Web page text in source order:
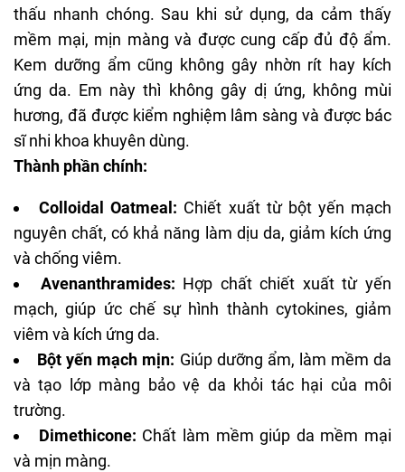
thấu nhanh chóng. Sau khi sử dụng, da cảm thấy
mềm mại, mịn màng và được cung cấp đủ độ ẩm.
Kem dưỡng ẩm cũng không gây nhờn rít hay kích
ứng da. Em này thì không gây dị ứng, không mùi
hương, đã được kiểm nghiệm lâm sàng và được bác
sĩ nhi khoa khuyên dùng.
Thành phần chính:
Colloidal Oatmeal: Chiết xuất từ bột yến mạch
nguyên chất, có khả năng làm dịu da, giảm kích ứng
và chống viêm.
Avenanthramides: Hợp chất chiết xuất từ yến
mạch, giúp ức chế sự hình thành cytokines, giảm
viêm và kích ứng da.
Bột yến mạch mịn: Giúp dưỡng ẩm, làm mềm da
và tạo lớp màng bảo vệ da khỏi tác hại của môi
trường.
Dimethicone: Chất làm mềm giúp da mềm mại
và mịn màng.